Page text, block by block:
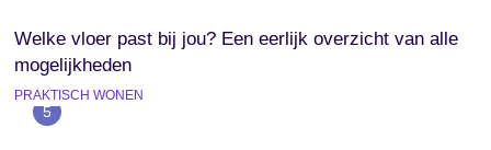
Welke vloer past bij jou? Een eerlijk overzicht van alle
mogelijkheden
PRAKTISCH WONEN
5